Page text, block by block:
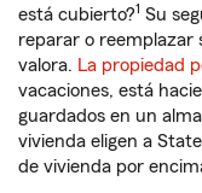
está cubierto?1 Su
reparar o reemplazar
valora. La propiedad
vacaciones, está
guardados en un
vivienda eligen a
de vivienda por